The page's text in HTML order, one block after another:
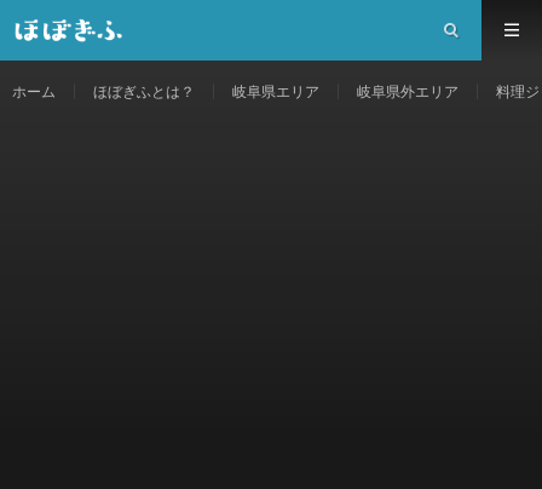
ホーム ほぼぎふとは？ 岐阜県エリア 岐阜県外エリア 料理